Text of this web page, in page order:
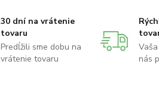
30 dní na vrátenie
tovaru
Predĺžili sme dobu na
vrátenie tovaru
nás